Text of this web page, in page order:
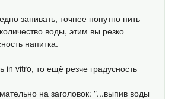
запивать, точнее попутно пить
воды, этим вы резко
напитка.
in vitro, то ещё резче градусность
на заголовок: "...выпив воды